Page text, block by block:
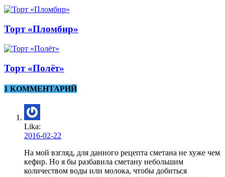
Торт «Пломбир»
Торт «Полёт»
1 КОММЕНТАРИЙ
Lika:
2016-02-22
На мой взгляд, для данного рецепта сметана не хуже чем
кефир. Но я бы разбавила сметану небольшим
количеством воды или молока, чтобы добиться